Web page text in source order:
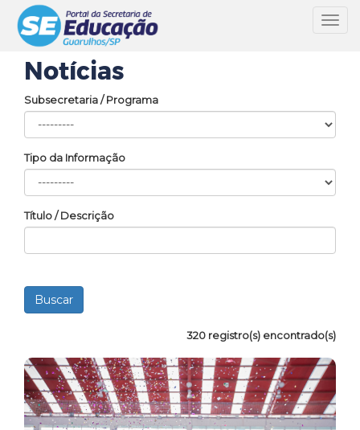
Notícias
Subsecretaria / Programa
Tipo da Informação
Título / Descrição
320 registro(s) encontrado(s)